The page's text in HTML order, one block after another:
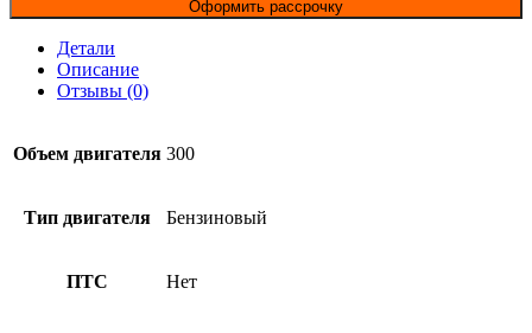
Оформить рассрочку
Детали
Описание
Отзывы (0)
Объем двигателя 300
Тип двигателя Бензиновый
ПТС Нет